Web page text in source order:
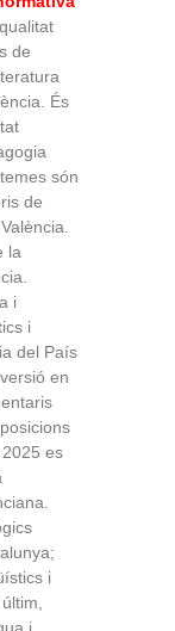
de
És
són
de
la
i
i
del País
en
es
i
i